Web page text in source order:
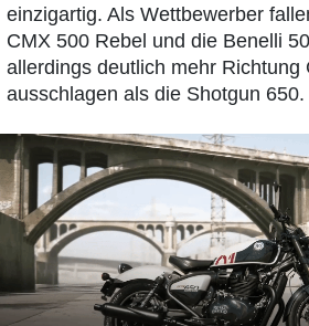
einzigartig. Als Wettbewerber
CMX 500 Rebel und die Benelli
allerdings deutlich mehr Richtung
ausschlagen als die Shotgun 650.